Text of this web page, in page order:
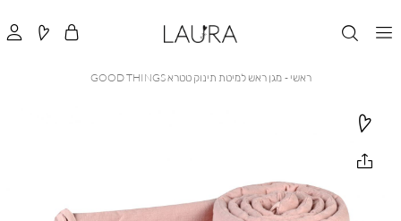
ראשי ראשי
מגן ראש למיטת תינוק טטרא GOOD THINGS
מגן